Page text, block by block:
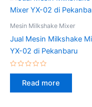
Mesin Milkshake Mixer
Jual Mesin Milkshake
YX-02 di Pekanbaru
Rated
Read more